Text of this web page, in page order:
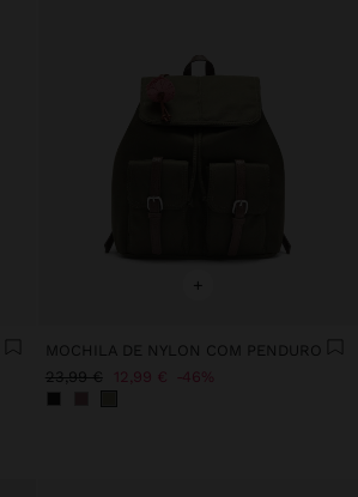
+
MOCHILA DE NYLON COM PENDURO
23,99 € 12,99 € 46%